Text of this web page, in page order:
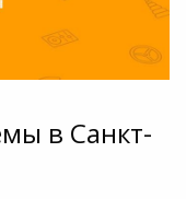
в Санкт-